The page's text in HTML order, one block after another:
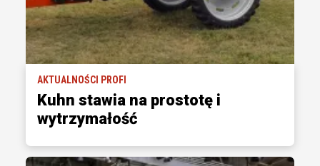
AKTUALNOŚCI PROFI
Kuhn stawia na prostotę i
wytrzymałość